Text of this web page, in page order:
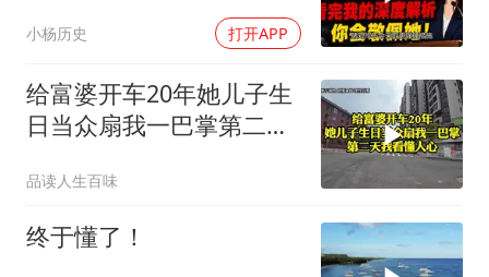
小杨历史 打开APP
给富婆开车20年她儿子生
日当众扇我一巴掌第二天
品读人生百味
终于懂了！